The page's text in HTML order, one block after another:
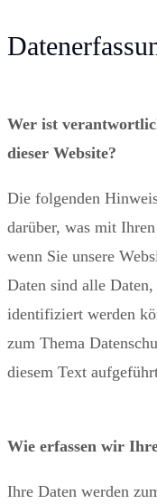
Wer ist
dieser Website?
Die folgenden
darüber, was mit
wenn Sie unsere
Daten sind alle
identifiziert werden
zum Thema
diesem Text
Wie erfassen wir
Ihre Daten werden